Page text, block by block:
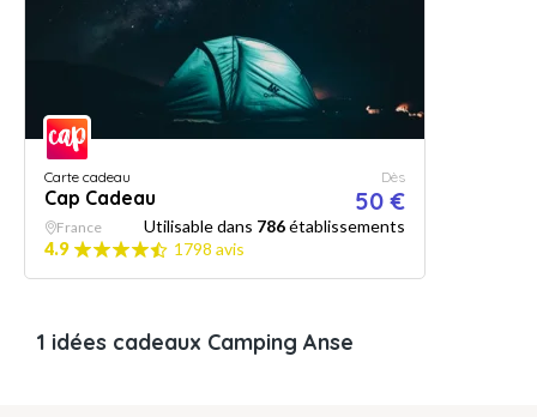
Carte cadeau
Cap Cadeau
Dès
50 €
France Utilisable dans 786établissements
4.9
1798 avis
1 idées cadeaux Camping Anse